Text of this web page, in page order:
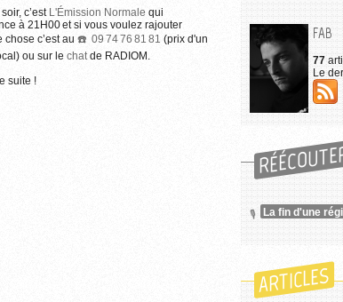
c’est L'Émission Normale qui
à 21H00 et si vous voulez rajouter
chose c’est au
09 74 76 81 81 (prix d'un
ou sur le chatde RADIOM.
suite !
FAB
77
Le
La fin d'une
ARTICLES